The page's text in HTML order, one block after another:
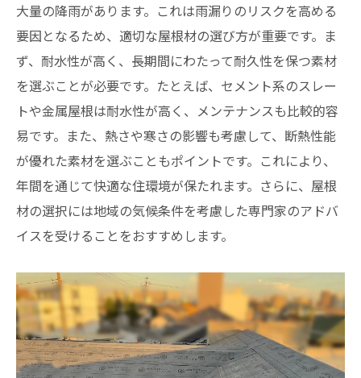
大量の降雨があります。これは雨漏りのリスクを高める
要因となるため、適切な屋根材の選び方が重要です。ま
ず、耐水性が高く、長期間にわたって耐久性を保つ素材
を選ぶことが必要です。たとえば、セメント系のスレー
トや金属屋根は耐水性が高く、メンテナンスも比較的容
易です。また、熱さや寒さの影響も考慮して、断熱性能
が優れた素材を選ぶこともポイントです。これにより、
年間を通じて快適な住環境が保たれます。さらに、屋根
材の選択には地域の気候条件を考慮した専門家のアドバ
イスを受けることをおすすめします。